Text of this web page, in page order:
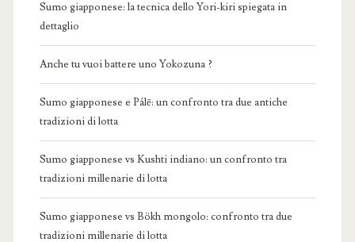
Sumo giapponese: la tecnica dello Yori-kiri spiegata in
dettaglio
Anche tu vuoi battere uno Yokozuna ?
Sumo giapponese e Pálē: un confronto tra due antiche
tradizioni di lotta
Sumo giapponese vs Kushti indiano: un confronto tra
tradizioni millenarie di lotta
Sumo giapponese vs Bökh mongolo: confronto tra due
tradizioni millenarie di lotta